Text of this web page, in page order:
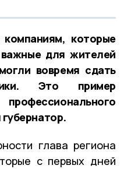
которые
для жителей
вовремя сдать
Это пример
глава региона
с первых дней